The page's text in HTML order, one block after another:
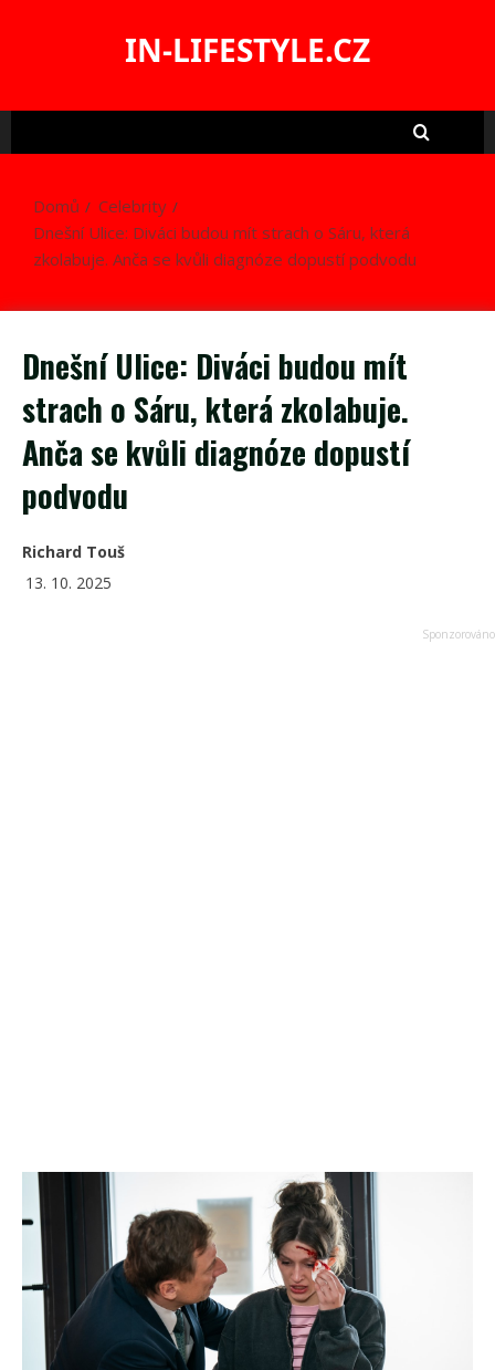
IN-LIFESTYLE.CZ
Domů
Celebrity
Dnešní Ulice: Diváci budou mít strach o Sáru, která
zkolabuje. Anča se kvůli diagnóze dopustí podvodu
Dnešní Ulice: Diváci budou mít
strach o Sáru, která zkolabuje.
Anča se kvůli diagnóze dopustí
podvodu
Richard Touš
13. 10. 2025